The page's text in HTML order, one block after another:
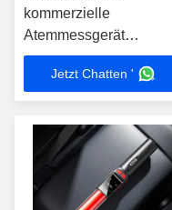
kommerzielle
Atemmessgerät
Testmaschine Portable
3000 Test
Aufzeichnungen
Jetzt Chatten '